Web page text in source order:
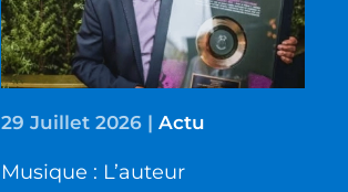
29 Juillet 2026 |Actu
Musique : L’auteur